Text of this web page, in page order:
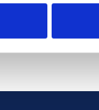
of via